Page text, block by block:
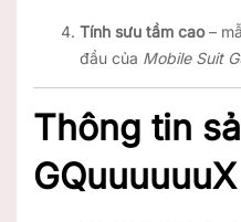
Tính sưu tầm cao–
đầu của Mobile Suit
Thông tin